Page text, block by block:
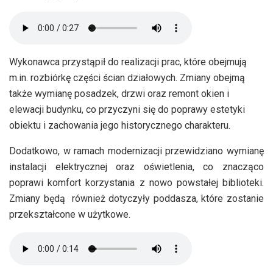
Wykonawca przystąpił do realizacji prac, które obejmują
m.in. rozbiórkę części ścian działowych. Zmiany obejmą
także wymianę posadzek, drzwi oraz remont okien i
elewacji budynku, co przyczyni się do poprawy estetyki
obiektu i zachowania jego historycznego charakteru.
Dodatkowo, w ramach modernizacji przewidziano wymianę
instalacji elektrycznej oraz oświetlenia, co znacząco
poprawi komfort korzystania z nowo powstałej biblioteki.
Zmiany będą również dotyczyły poddasza, które zostanie
przekształcone w użytkowe.